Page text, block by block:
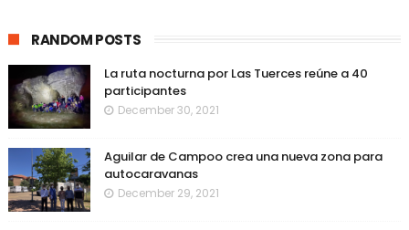
RANDOM POSTS
La ruta nocturna por Las Tuerces reúne a 40
participantes
December 30, 2021
Aguilar de Campoo crea una nueva zona para
autocaravanas
December 29, 2021